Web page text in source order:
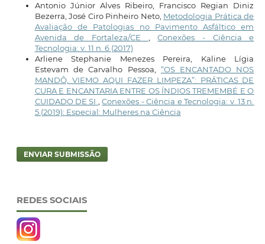
Antonio Júnior Alves Ribeiro, Francisco Regian Diniz
Bezerra, José Ciro Pinheiro Neto, Metodologia Prática de
Avaliação de Patologias no Pavimento Asfáltico em
Avenida de Fortaleza/CE ,Conexões - Ciência e
Tecnologia: v. 11 n. 6 (2017)
Arliene Stephanie Menezes Pereira, Kaline Lígia
Estevam de Carvalho Pessoa, “OS ENCANTADO NOS
MANDÔ, VIEMO AQUI FAZER LIMPEZA”: PRÁTICAS DE
CURA E ENCANTARIA ENTRE OS ÍNDIOS TREMEMBÉ E O
CUIDADO DE SI ,Conexões - Ciência e Tecnologia: v. 13 n.
5 (2019): Especial: Mulheres na Ciência
ENVIAR SUBMISSÃO
REDES SOCIAIS